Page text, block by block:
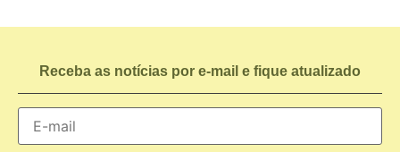
Receba as notícias por e-mail e fique atualizado